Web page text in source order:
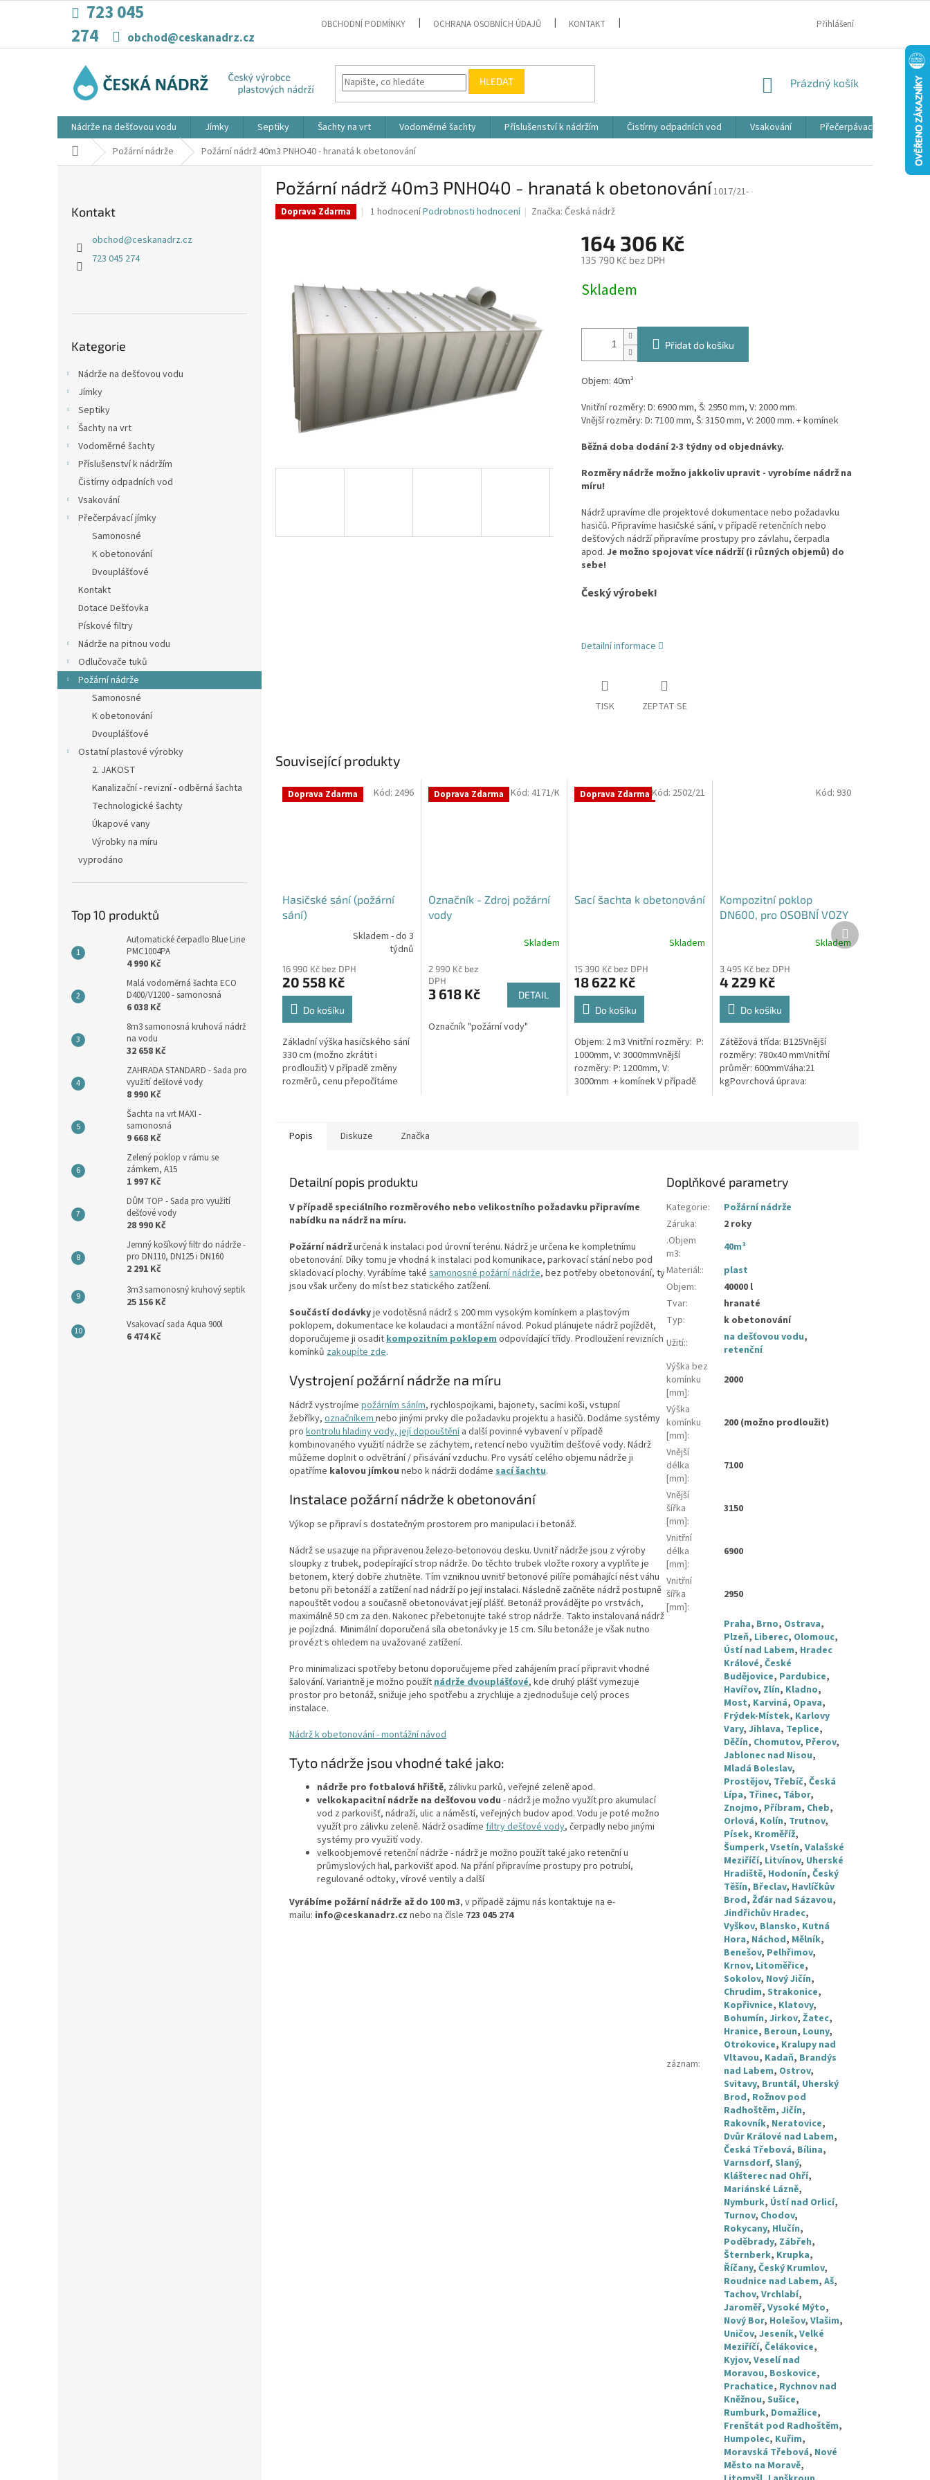
723 045
274
obchod@ceskanadrz.cz
OBCHODNÍ PODMÍNKY OCHRANA OSOBNÍCH ÚDAJŮ KONTAKT Přihlášení
HLEDAT
NÁKUPNÍ
Prázdný košík
Nádrže na dešťovou vodu Jímky Septiky Šachty na vrt Vodoměrné šachty Příslušenství k nádržím Čistírny odpadních vod Vsakování Přečerpávací jímky
Domů Požární nádrže Požární nádrž 40m3 PNHO40 - hranatá k obetonování
Kontakt
obchod@ceskanadrz.cz
723 045 274
kategorie
Kategorie
Nádrže na dešťovou vodu
Jímky
Septiky
Šachty na vrt
Vodoměrné šachty
Příslušenství k nádržím
Čistírny odpadních vod
Vsakování
Přečerpávací jímky
Samonosné
K obetonování
Dvouplášťové
Kontakt
Dotace Dešťovka
Pískové filtry
Nádrže na pitnou vodu
Odlučovače tuků
Požární nádrže
Samonosné
K obetonování
Dvouplášťové
Ostatní plastové výrobky
2. JAKOST
Kanalizační - revizní - odběrná šachta
Technologické šachty
Úkapové vany
Výrobky na míru
vyprodáno
Top 10 produktů
Automatické čerpadlo Blue Line
PMC1004PA
4 990 Kč
Malá vodoměrná šachta ECO
D400/V1200 - samonosná
6 038 Kč
8m3 samonosná kruhová nádrž
na vodu
32 658 Kč
ZAHRADA STANDARD - Sada pro
využití dešťové vody
8 990 Kč
Šachta na vrt MAXI -
samonosná
9 668 Kč
Zelený poklop v rámu se
zámkem, A15
1 997 Kč
DŮM TOP - Sada pro využití
dešťové vody
28 990 Kč
Jemný košíkový filtr do nádrže -
pro DN110, DN125 i DN160
2 291 Kč
3m3 samonosný kruhový septik
25 156 Kč
Vsakovací sada Aqua 900l
6 474 Kč
Požární nádrž 40m3 PNHO40 - hranatá k obetonování1017/21-
Doprava Zdarma
Průměrné
5
hvězdiček.
1 hodnoceníPodrobnosti hodnocení Značka:Česká nádrž
164 306 Kč
135 790 Kč bez DPH
cena:
Skladem
Přidat do košíku
Objem: 40m³
Vnitřní rozměry: D: 6900 mm, Š: 2950 mm, V: 2000 mm.
Vnější rozměry: D: 7100 mm, Š: 3150 mm, V: 2000 mm. + komínek
Běžná doba dodání 2-3 týdny od objednávky.
Rozměry nádrže možno jakkoliv upravit - vyrobíme nádrž na
míru!
Nádrž upravíme dle projektové dokumentace nebo požadavku
hasičů. Připravíme hasičské sání, v případě retenčních nebo
dešťových nádrží připravíme prostupy pro závlahu, čerpadla
apod. Je možno spojovat více nádrží (i různých objemů) do
sebe!
Český výrobek!
Detailní informace
TISK ZEPTAT SE
Související produkty
Doprava Zdarma
Hasičské sání (požární
sání)
produktu
je
4,2
5
hvězdiček.
Skladem - do 3
týdnů
16 990 Kč bez DPH
20 558 Kč
Do košíku
Základní výška hasičského sání
330 cm (možno zkrátit i
prodloužit) V případě změny
rozměrů, cenu přepočítáme
Kód: 2496 Doprava Zdarma
Označník - Zdroj požární
vody
Skladem
2 990 Kč bez
DPH
3 618 Kč DETAIL
Označník "požární vody"
Kód: 4171/K Doprava Zdarma
Sací šachta k obetonování
Skladem
15 390 Kč bez DPH
18 622 Kč
Do košíku
Objem: 2 m3 Vnitřní rozměry: P:
1000mm, V: 3000mmVnější
rozměry: P: 1200mm, V:
3000mm + komínek V případě
Kód: 2502/21
Kompozitní poklop
DN600, pro OSOBNÍ VOZY
Skladem
3 495 Kč bez DPH
4 229 Kč
Do košíku
Zátěžová třída: B125Vnější
rozměry: 780x40 mmVnitřní
průměr: 600mmVáha:21
kgPovrchová úprava:
Kód: 930
Další
produkt
Popis Diskuze Značka
Detailní popis produktu
V případě speciálního rozměrového nebo velikostního požadavku připravíme
nabídku na nádrž na míru.
Požární nádržurčená k instalaci pod úrovní terénu. Nádrž je určena ke kompletnímu
obetonování. Díky tomu je vhodná k instalaci pod komunikace, parkovací stání nebo pod
skladovací plochy. Vyrábíme také samonosné požární nádrže, bez potřeby obetonování, ty
jsou však určeny do míst bez statického zatížení.
Součástí dodávkyje vodotěsná nádrž s 200 mm vysokým komínkem a plastovým
poklopem, dokumentace ke kolaudaci a montážní návod. Pokud plánujete nádrž pojíždět,
doporučujeme ji osaditkompozitním poklopemodpovídající třídy. Prodloužení revizních
komínků zakoupíte zde.
Vystrojení požární nádrže na míru
Nádrž vystrojíme požárním sáním, rychlospojkami, bajonety, sacími koši, vstupní
žebříky, označníkem nebo jinými prvky dle požadavku projektu a hasičů. Dodáme systémy
pro kontrolu hladiny vody, její dopouštěnía další povinné vybavení v případě
kombinovaného využití nádrže se záchytem, retencí nebo využitím dešťové vody. Nádrž
můžeme doplnit o odvětrání / přisávání vzduchu. Pro vysátí celého objemu nádrže ji
opatříme kalovou jímkou nebo k nádrži dodáme sací šachtu.
Instalace požární nádrže k obetonování
Výkop se připraví s dostatečným prostorem pro manipulaci i betonáž.
Nádrž se usazuje na připravenou železo-betonovou desku. Uvnitř nádrže jsou z výroby
sloupky z trubek, podepírající strop nádrže. Do těchto trubek vložte roxory a vyplňte je
betonem, který dobře zhutněte. Tím vzniknou uvnitř betonové pilíře pomáhající nést váhu
betonu při betonáží a zatížení nad nádrží po její instalaci. Následně začněte nádrž postupně
napouštět vodou a současně obetonovávat její plášť. Betonáž provádějte po vrstvách,
maximálně 50 cm za den. Nakonec přebetonujte také strop nádrže. Takto instalovaná nádrž
je pojízdná. Minimální doporučená síla obetonávky je 15 cm. Sílu betonáže je však nutno
provézt s ohledem na uvažované zatížení.
Pro minimalizaci spotřeby betonu doporučujeme před zahájením prací připravit vhodné
šalování. Variantně je možno použít nádrže dvouplášťové, kde druhý plášť vymezuje
prostor pro betonáž, snižuje jeho spotřebu a zrychluje a zjednodušuje celý proces
instalace.
Nádrž k obetonování - montážní návod
Tyto nádrže jsou vhodné také jako:
nádrže pro fotbalová hřiště, zálivku parků, veřejné zeleně apod.
velkokapacitní nádrže na dešťovou vodu - nádrž je možno využít pro akumulací
vod z parkovišť, nádraží, ulic a náměstí, veřejných budov apod. Vodu je poté možno
využít pro zálivku zeleně. Nádrž osadíme filtry dešťové vody, čerpadly nebo jinými
systémy pro využití vody.
velkoobjemové retenční nádrže - nádrž je možno použít také jako retenční u
průmyslových hal, parkovišť apod. Na přání připravíme prostupy pro potrubí,
regulované odtoky, vírové ventily a další
Vyrábíme požární nádrže až do 100 m3, v případě zájmu nás kontaktuje na e-
mailu: info@ceskanadrz.cz nebo na čísle 723 045 274
Doplňkové parametry
Kategorie:
Požární nádrže
Záruka:
2 roky
.Objem
m3:
40m³
Materiál::
plast
Objem:
40000 l
Tvar:
hranaté
Typ:
k obetonování
Užití:: na dešťovou vodu,
retenční
Výška bez
komínku
[mm]:
2000
Výška
komínku
[mm]:
200 (možno prodloužit)
Vnější
délka
[mm]:
7100
Vnější
šířka
[mm]:
3150
Vnitřní
délka
[mm]:
6900
Vnitřní
šířka
[mm]:
2950
záznam:
Praha, Brno, Ostrava,
Plzeň, Liberec, Olomouc,
Ústí nad Labem, Hradec
Králové,České
Budějovice, Pardubice,
Havířov, Zlín, Kladno,
Most, Karviná, Opava,
Frýdek-Místek, Karlovy
Vary,Jihlava, Teplice,
Děčín, Chomutov, Přerov,
Jablonec nad Nisou,
Mladá Boleslav,
Prostějov, Třebíč,Česká
Lípa, Třinec, Tábor,
Znojmo, Příbram, Cheb,
Orlová, Kolín, Trutnov,
Písek, Kroměříž,
Šumperk,Vsetín,Valašské
Meziříčí, Litvínov, Uherské
Hradiště, Hodonín,Český
Těšín, Břeclav, Havlíčkův
Brod,Žďár nad Sázavou,
Jindřichův Hradec,
Vyškov, Blansko, Kutná
Hora, Náchod, Mělník,
Benešov, Pelhřimov,
Krnov, Litoměřice,
Sokolov, Nový Jičín,
Chrudim,Strakonice,
Kopřivnice, Klatovy,
Bohumín,Jirkov,Žatec,
Hranice, Beroun, Louny,
Otrokovice, Kralupy nad
Vltavou, Kadaň, Brandýs
nad Labem, Ostrov,
Svitavy, Bruntál, Uherský
Brod, Rožnov pod
Radhoštěm,Jičín,
Rakovník, Neratovice,
Dvůr Králové nad Labem,
Česká Třebová, Bílina,
Varnsdorf,Slaný,
Klášterec nad Ohří,
Mariánské Lázně,
Nymburk, Ústí nad Orlicí,
Turnov, Chodov,
Rokycany, Hlučín,
Poděbrady, Zábřeh,
Šternberk, Krupka,
Říčany,Český Krumlov,
Roudnice nad Labem,Aš,
Tachov,Vrchlabí,
Jaroměř,Vysoké Mýto,
Nový Bor, Holešov,Vlašim,
Uničov,Jeseník,Velké
Meziříčí,Čelákovice,
Kyjov,Veselí nad
Moravou, Boskovice,
Prachatice, Rychnov nad
Kněžnou,Sušice,
Rumburk, Domažlice,
Frenštát pod Radhoštěm,
Humpolec, Kuřim,
Moravská Třebová, Nové
Město na Moravě,